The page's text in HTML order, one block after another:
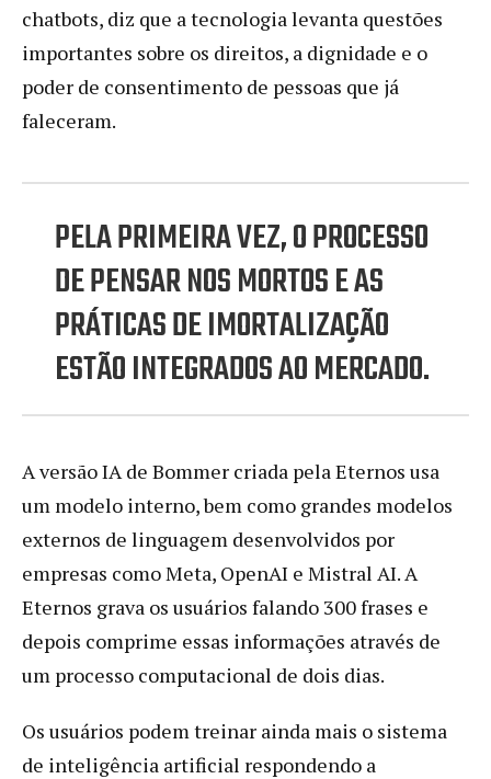
chatbots, diz que a tecnologia levanta questões
importantes sobre os direitos, a dignidade e o
poder de consentimento de pessoas que já
faleceram.
PELA PRIMEIRA VEZ, O PROCESSO
DE PENSAR NOS MORTOS E AS
PRÁTICAS DE IMORTALIZAÇÃO
ESTÃO INTEGRADOS AO MERCADO.
A versão IA de Bommer criada pela Eternos usa
um modelo interno, bem como grandes modelos
externos de linguagem desenvolvidos por
empresas como Meta, OpenAI e Mistral AI. A
Eternos grava os usuários falando 300 frases e
depois comprime essas informações através de
um processo computacional de dois dias.
Os usuários podem treinar ainda mais o sistema
de inteligência artificial respondendo a